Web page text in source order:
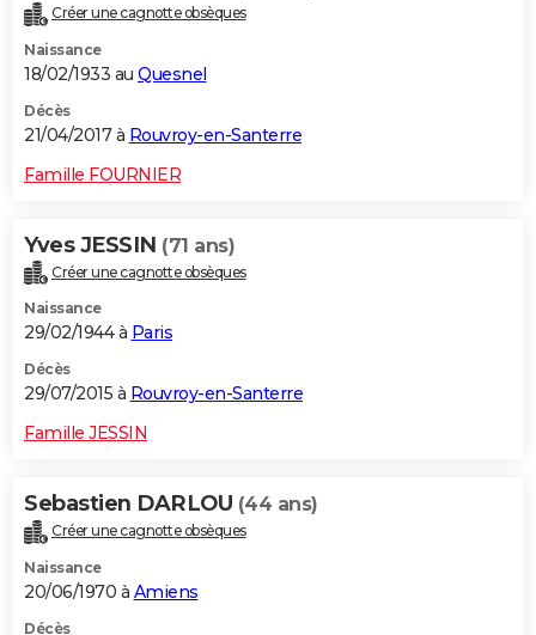
Créer une cagnotte obsèques
Naissance
18/02/1933 au Quesnel
Décès
21/04/2017 à Rouvroy-en-Santerre
Famille FOURNIER
Yves JESSIN (71 ans)
Créer une cagnotte obsèques
Naissance
29/02/1944 à Paris
Décès
29/07/2015 à Rouvroy-en-Santerre
Famille JESSIN
Sebastien DARLOU (44 ans)
Créer une cagnotte obsèques
Naissance
20/06/1970 à Amiens
Décès